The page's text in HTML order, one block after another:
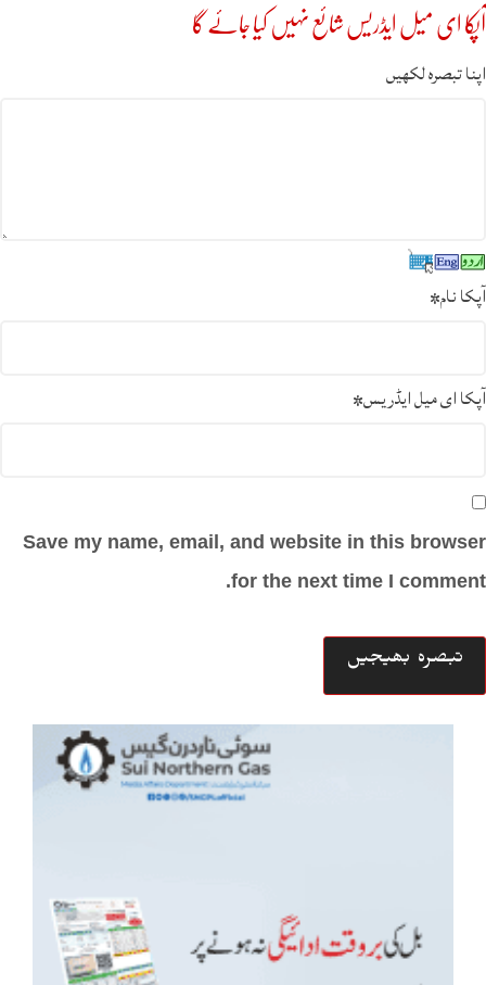
آپکا ای میل ایڈریس شائع نہیں کیا جائے گا
اپنا تبصرہ لکھیں
آپکا نام*
آپکا ای میل ایڈریس*
Save my name, email, and website in this browser
for the next time I comment.